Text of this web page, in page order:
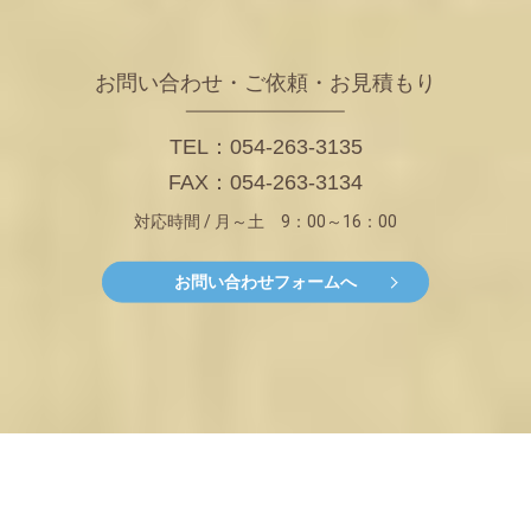
お問い合わせ・ご依頼・お見積もり
TEL：054-263-3135
FAX：054-263-3134
対応時間 / 月～土 9：00～16：00
お問い合わせフォームへ